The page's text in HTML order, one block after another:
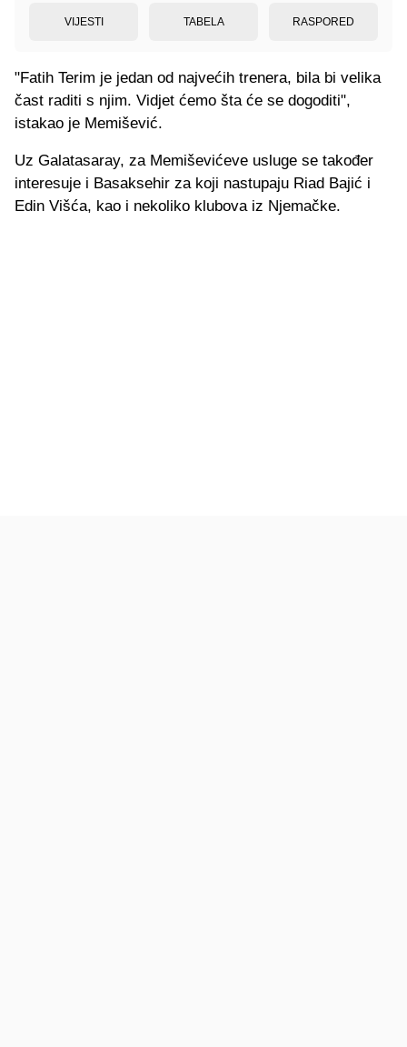
VIJESTI TABELA RASPORED
"Fatih Terim je jedan od najvećih trenera, bila bi velika
čast raditi s njim. Vidjet ćemo šta će se dogoditi",
istakao je Memišević.
Uz Galatasaray, za Memiševićeve usluge se također
interesuje i Basaksehir za koji nastupaju Riad Bajić i
Edin Višća, kao i nekoliko klubova iz Njemačke.